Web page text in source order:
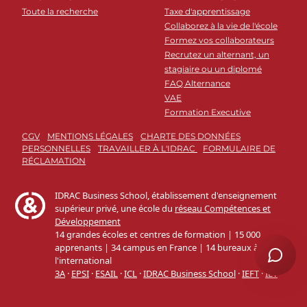
Toute la recherche
Taxe d'apprentissage
Collaborez à la vie de l'école
Formez vos collaborateurs
Recrutez un alternant, un
stagiaire ou un diplomé
FAQ Alternance
VAE
Formation Executive
CGV MENTIONS LÉGALES
CHARTE DES DONNÉES
PERSONNELLES
TRAVAILLER À L'IDRAC
FORMULAIRE DE
RÉCLAMATION